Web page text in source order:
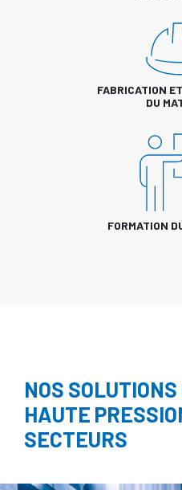
FABRICATION
DU
FORMATION
NOS
HAUTE
SECTEURS